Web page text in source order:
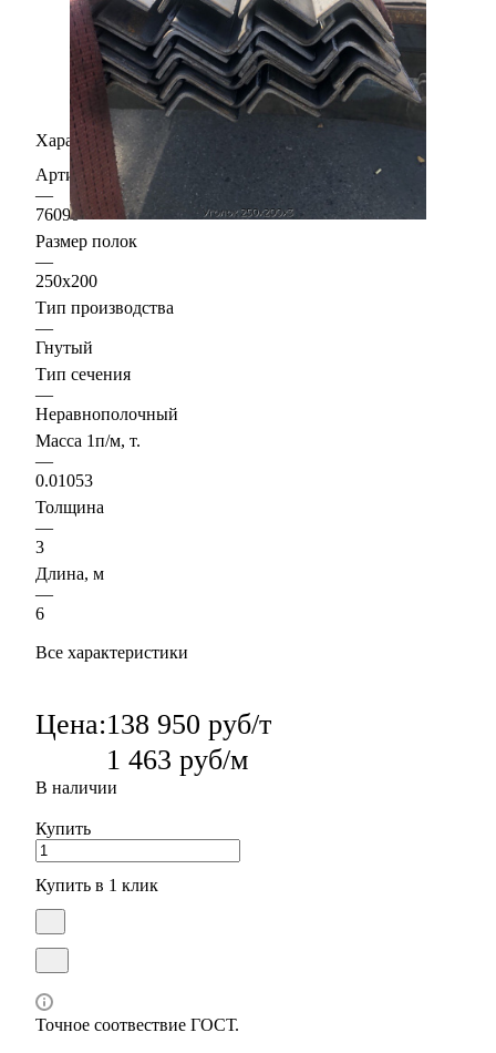
Характеристики
Артикул
—
76090
Размер полок
—
250х200
Тип производства
—
Гнутый
Тип сечения
—
Неравнополочный
Масса 1п/м, т.
—
0.01053
Толщина
—
3
Длина, м
—
6
Все характеристики
Цена:138 950 руб/т
1 463 руб/м
В наличии
Купить
Купить в 1 клик
Точное соотвествие ГОСТ.